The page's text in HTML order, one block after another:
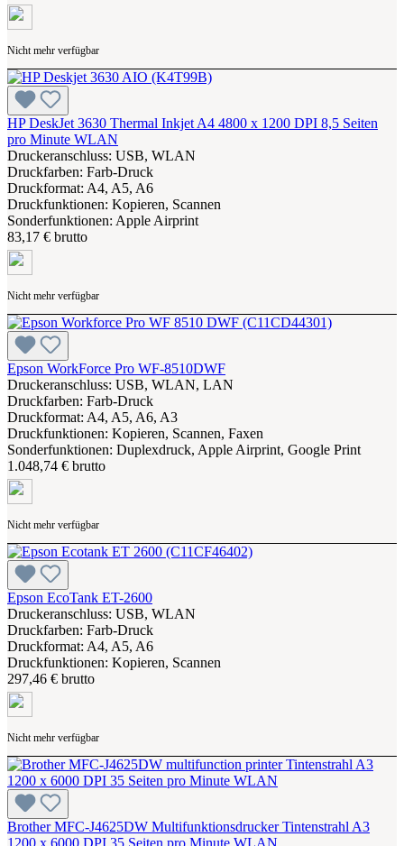
Nicht mehr verfügbar
HP DeskJet 3630 Thermal Inkjet A4 4800 x 1200 DPI 8,5 Seiten
pro Minute WLAN
Druckeranschluss: USB, WLAN
Druckfarben: Farb-Druck
Druckformat: A4, A5, A6
Druckfunktionen: Kopieren, Scannen
Sonderfunktionen: Apple Airprint
83,17 € brutto
Nicht mehr verfügbar
Epson WorkForce Pro WF-8510DWF
Druckeranschluss: USB, WLAN, LAN
Druckfarben: Farb-Druck
Druckformat: A4, A5, A6, A3
Druckfunktionen: Kopieren, Scannen, Faxen
Sonderfunktionen: Duplexdruck, Apple Airprint, Google Print
1.048,74 € brutto
Nicht mehr verfügbar
Epson EcoTank ET-2600
Druckeranschluss: USB, WLAN
Druckfarben: Farb-Druck
Druckformat: A4, A5, A6
Druckfunktionen: Kopieren, Scannen
297,46 € brutto
Nicht mehr verfügbar
Brother MFC-J4625DW Multifunktionsdrucker Tintenstrahl A3
1200 x 6000 DPI 35 Seiten pro Minute WLAN